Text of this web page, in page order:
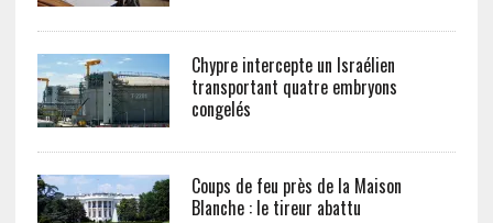
Chypre intercepte un Israélien
transportant quatre embryons
congelés
Coups de feu près de la Maison
Blanche : le tireur abattu